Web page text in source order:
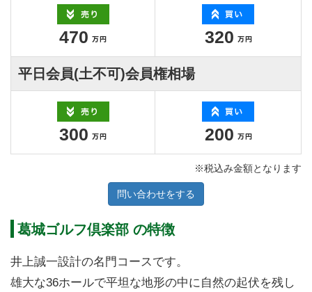
470 320
平日会員(土不可)会員権相場
300 200
※税込み金額となります
問い合わせをする
葛城ゴルフ倶楽部 の特徴
井上誠一設計の名門コースです。
雄大な36ホールで平坦な地形の中に自然の起伏を残し